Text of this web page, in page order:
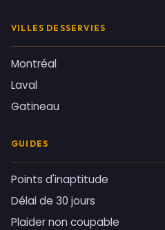
VILLES DESSERVIES
Montréal
Laval
Gatineau
GUIDES
Points d'inaptitude
Délai de 30 jours
Plaider non coupable